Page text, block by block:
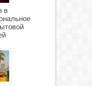
в